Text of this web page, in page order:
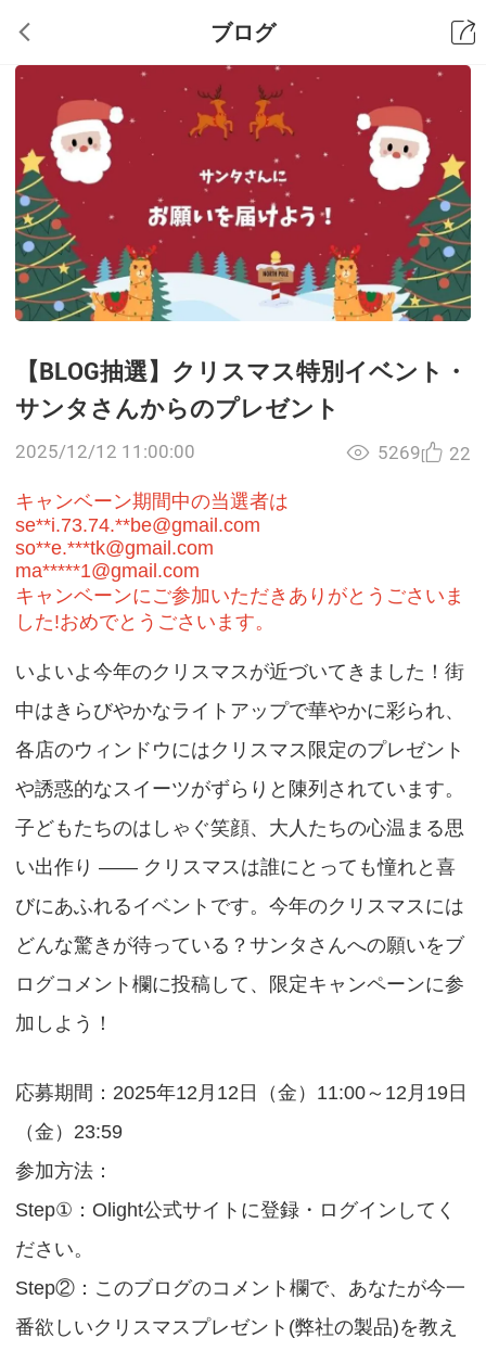
ブログ
【BLOG抽選】クリスマス特別イベント・
サンタさんからのプレゼント
2025/12/12 11:00:00 5269 22
キャンベーン期間中の当選者は
se**i.73.74.**be@gmail.com
so**e.***tk@gmail.com
ma*****1@gmail.com
キャンベーンにご参加いただきありがとうごさいま
した!おめでとうごさいます。
いよいよ今年のクリスマスが近づいてきました！街
中はきらびやかなライトアップで華やかに彩られ、
各店のウィンドウにはクリスマス限定のプレゼント
や誘惑的なスイーツがずらりと陳列されています。
子どもたちのはしゃぐ笑顔、大人たちの心温まる思
い出作り —— クリスマスは誰にとっても憧れと喜
びにあふれるイベントです。今年のクリスマスには
どんな驚きが待っている？サンタさんへの願いをブ
ログコメント欄に投稿して、限定キャンペーンに参
加しよう！
応募期間： 2025年12 月 12 日（金 ） 11:00～ 12 月 19 日
（金 ） 23:59
参加方法：
Step① ： Olight公式サイトに登録・ログインしてく
ださい。
Step②：このブログのコメント欄で、あなたが今一
番欲しいクリスマスプレゼント (弊社の製品)を教え